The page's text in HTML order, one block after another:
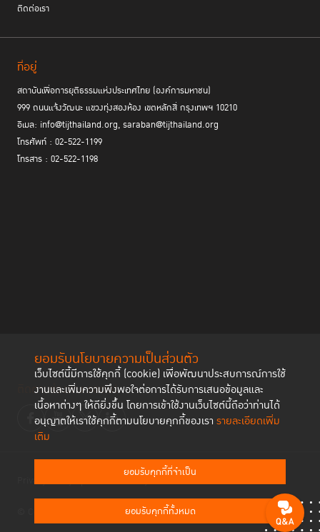
ยอมรับนโยบายความเป็นส่วนตัว
เว็บไซต์นี้มีการใช้คุกกี้ (cookie) เพื่อพัฒนาประสบการณ์การใช้
งานและเพิ่มความพึงพอใจต่อการได้รับการเสนอข้อมูลและ
เนื้อหาต่างๆ ให้ดียิ่งขึ้น โดยการเข้าใช้งานเว็บไซต์นี้ถือว่าท่านได้
อนุญาตให้เราใช้คุกกี้ตามนโยบายคุกกี้ของเรา รายละเอียดเพิ่ม
เติม
ยอมรับคุกกี้ที่จำเป็น
ยอมรับคุกกี้ทั้งหมด
ติดต่อเรา
ที่อยู่
สถาบันเพื่อการยุติธรรมแห่งประเทศไทย (องค์การมหาชน)
999 ถนนแจ้งวัฒนะ แขวงทุ่งสองห้อง เขตหลักสี่ กรุงเทพฯ 10210
อีเมล: info@tijthailand.org, saraban@tijthailand.org
โทรศัพท์ : 02-522-1199
โทรสาร : 02-522-1198
ติดตามช่องทาง social
© Copyright 2023 Thailand Institute of Justice All Rights Reserved
Privacy Policy Cookies Policy